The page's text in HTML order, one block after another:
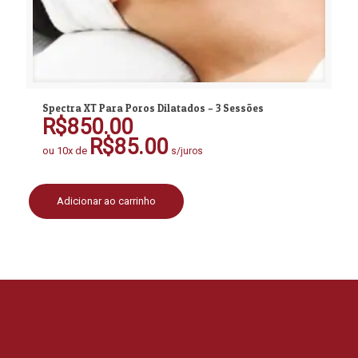
Spectra XT Para Poros Dilatados – 3 Sessões
R$850.00
ou 10x de R$85.00 s/juros
Adicionar ao carrinho